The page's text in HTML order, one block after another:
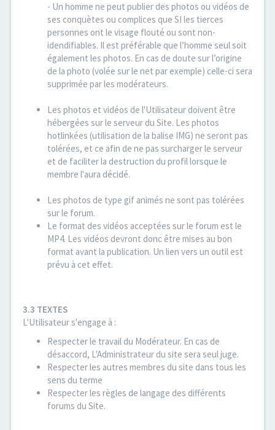
- Un homme ne peut publier des photos ou vidéos de
ses conquètes ou complices que SI les tierces
personnes ont le visage flouté ou sont non-
idendifiables. Il est préférable que l’homme seul soit
également les photos. En cas de doute sur l’origine
de la photo (volée sur le net par exemple) celle-ci sera
supprimée par les modérateurs.
Les photos et vidéos de l'Utilisateur doivent être
hébergées sur le serveur du Site. Les photos
hotlinkées (utilisation de la balise IMG) ne seront pas
tolérées, et ce afin de ne pas surcharger le serveur
et de faciliter la destruction du profil lorsque le
membre l'aura décidé.
Les photos de type gif animés ne sont pas tolérées
sur le forum.
Le format des vidéos acceptées sur le forum est le
MP4. Les vidéos devront donc être mises au bon
format avant la publication. Un lien vers un outil est
prévu à cet effet.
3.3 TEXTES
L'Utilisateur s'engage à :
Respecter le travail du Modérateur. En cas de
désaccord, L'Administrateur du site sera seul juge.
Respecter les autres membres du site dans tous les
sens du terme
Respecter les règles de langage des différents
forums du Site.